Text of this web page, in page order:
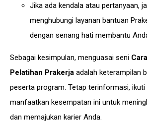
Jika ada kendala atau pertanyaan,
menghubungi layanan bantuan
dengan senang hati membantu
Sebagai kesimpulan, menguasai seni
Pelatihan Prakerja adalah keterampilan
peserta program. Tetap terinformasi, ikuti
manfaatkan kesempatan ini untuk
dan memajukan karier Anda.